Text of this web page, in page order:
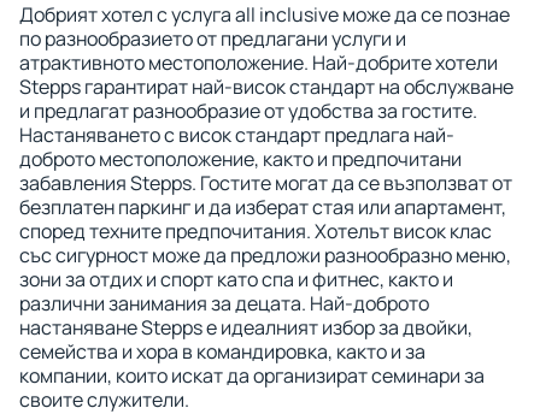
Добрият хотел с услуга all inclusive може да се познае
по разнообразието от предлагани услуги и
атрактивното местоположение. Най-добрите хотели
Stepps гарантират най-висок стандарт на обслужване
и предлагат разнообразие от удобства за гостите.
Настаняването с висок стандарт предлага най-
доброто местоположение, както и предпочитани
забавления Stepps. Гостите могат да се възползват от
безплатен паркинг и да изберат стая или апартамент,
според техните предпочитания. Хотелът висок клас
със сигурност може да предложи разнообразно меню,
зони за отдих и спорт като спа и фитнес, както и
различни занимания за децата. Най-доброто
настаняване Stepps е идеалният избор за двойки,
семейства и хора в командировка, както и за
компании, които искат да организират семинари за
своите служители.